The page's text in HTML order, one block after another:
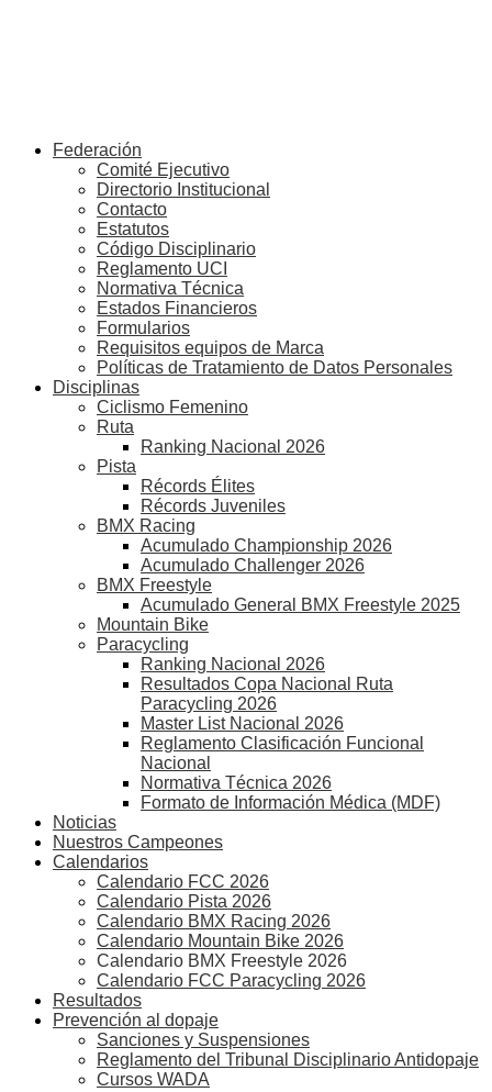
Federación
Comité Ejecutivo
Directorio Institucional
Contacto
Estatutos
Código Disciplinario
Reglamento UCI
Normativa Técnica
Estados Financieros
Formularios
Requisitos equipos de Marca
Políticas de Tratamiento de Datos Personales
Disciplinas
Ciclismo Femenino
Ruta
Ranking Nacional 2026
Pista
Récords Élites
Récords Juveniles
BMX Racing
Acumulado Championship 2026
Acumulado Challenger 2026
BMX Freestyle
Acumulado General BMX Freestyle 2025
Mountain Bike
Paracycling
Ranking Nacional 2026
Resultados Copa Nacional Ruta
Paracycling 2026
Master List Nacional 2026
Reglamento Clasificación Funcional
Nacional
Normativa Técnica 2026
Formato de Información Médica (MDF)
Noticias
Nuestros Campeones
Calendarios
Calendario FCC 2026
Calendario Pista 2026
Calendario BMX Racing 2026
Calendario Mountain Bike 2026
Calendario BMX Freestyle 2026
Calendario FCC Paracycling 2026
Resultados
Prevención al dopaje
Sanciones y Suspensiones
Reglamento del Tribunal Disciplinario Antidopaje
Cursos WADA